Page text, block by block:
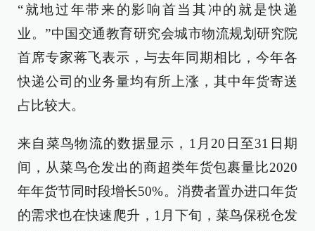
“就地过年带来的影响首当其冲的就是快递
业。”中国交通教育研究会城市物流规划研究院
首席专家蒋飞表示，与去年同期相比，今年各
快递公司的业务量均有所上涨，其中年货寄送
占比较大。
来自菜鸟物流的数据显示，1月20日至31日期
间，从菜鸟仓发出的商超类年货包裹量比2020
年年货节同时段增长50%。消费者置办进口年货
的需求也在快速爬升，1月下旬，菜鸟保税仓发